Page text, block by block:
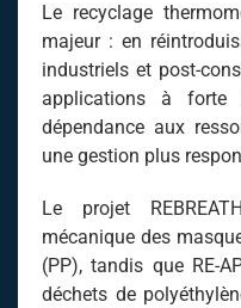
Le recyclage
majeur : en
industriels et post-
applications à
dépendance aux
une gestion plus
Le projet
mécanique des
(PP), tandis que RE-
déchets de